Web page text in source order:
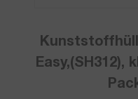
Easy,(SH312),